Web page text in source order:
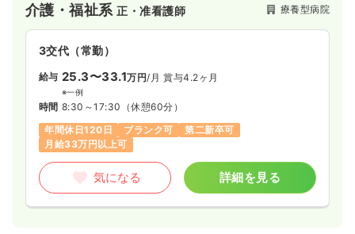
介護・福祉系正・准看護師 療養型病院
3交代（常勤）
給与 25.3〜33.1万円/月 賞与4.2ヶ月
※一例
時間 8:30～17:30 （休憩60分）
年間休日120日
ブランク可
第二新卒可
月給33万円以上可
気になる 詳細を見る